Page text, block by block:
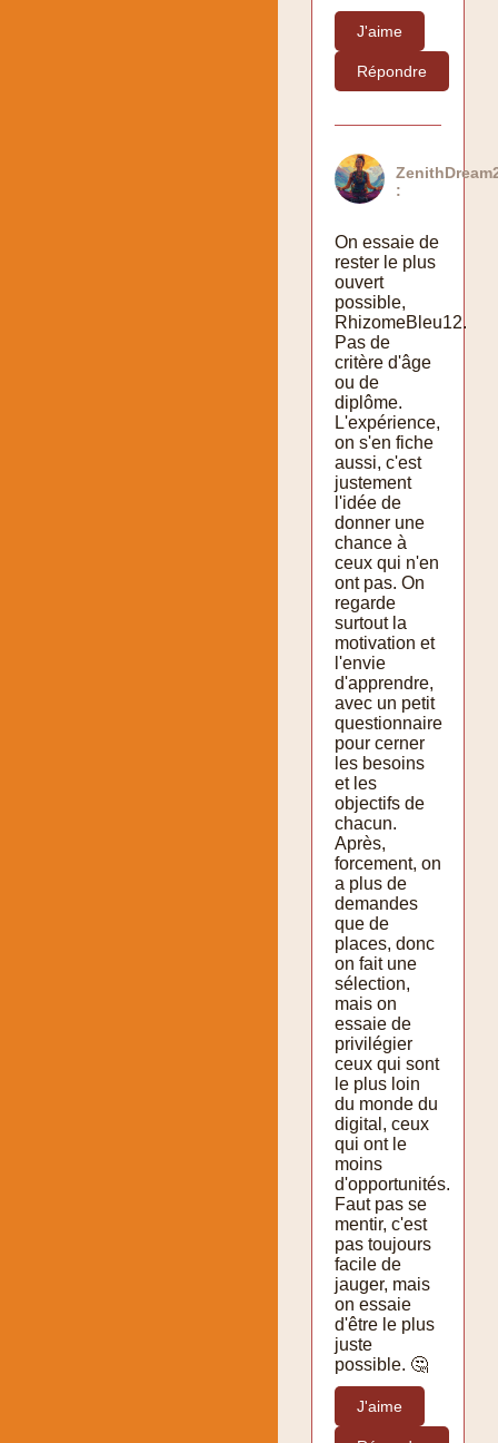
J'aime
Répondre
:
On essaie de
rester le plus
ouvert
possible,
RhizomeBleu12.
Pas de
critère d'âge
ou de
diplôme.
L'expérience,
on s'en fiche
aussi, c'est
justement
l'idée de
donner une
chance à
ceux qui n'en
ont pas. On
regarde
surtout la
motivation et
l'envie
d'apprendre,
avec un petit
questionnaire
pour cerner
les besoins
et les
objectifs de
chacun.
Après,
forcement, on
a plus de
demandes
que de
places, donc
on fait une
sélection,
mais on
essaie de
privilégier
ceux qui sont
le plus loin
du monde du
digital, ceux
qui ont le
moins
d'opportunités.
Faut pas se
mentir, c'est
pas toujours
facile de
jauger, mais
on essaie
d'être le plus
juste
possible. 🤔
J'aime